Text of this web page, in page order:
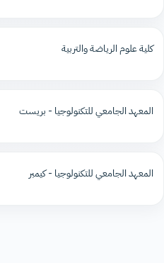
كلية علوم الرياضة والتربية
المعهد الجامعي للتكنولوجيا - بريست
المعهد الجامعي للتكنولوجيا - كيمبر